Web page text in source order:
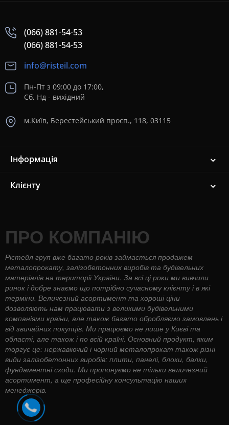
(066) 881-54-53
(066) 881-54-53
info@risteil.com
Пн-Пт з 09:00 до 17:00,
Сб, Нд - вихідний
м.Київ, Берестейський просп., 118, 03115
Інформація
Клієнту
ПРО КОМПАНІЮ
Рістейл груп вже багато років займається продажем
металопрокату, залізобетонних виробів та будівельних
матеріалів на території України. За всі ці роки ми вивчили
ринок і добре знаємо що потрібно сучасному клієнту і в які
терміни. Величезний асортимент та хороші ціни
дозволяють нам працювати з великими будівельними
компаніями країни, але також багато обробляємо замовлень і
від звичайних покупців. Ми працюємо не лише у Києві та
області, але також і по всій країні. Основний продукт, яким
торгує це: нержавіючий і чорний металопрокат також різні
види залізобетонних виробів: плити, панелі, блоки, балки,
фундаментні сходи. Ми пропонуємо не тільки величезний
асортимент, а ще професійну консультацію наших
менеджерів.